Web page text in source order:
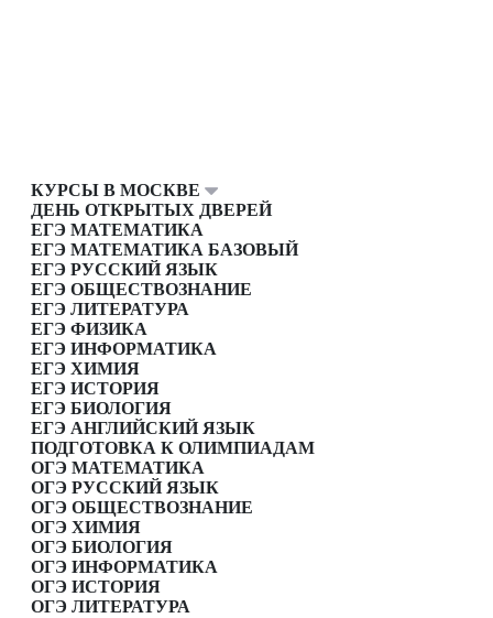
КУРСЫ В МОСКВЕ
ДЕНЬ ОТКРЫТЫХ ДВЕРЕЙ
ЕГЭ МАТЕМАТИКА
ЕГЭ МАТЕМАТИКА БАЗОВЫЙ
ЕГЭ РУССКИЙ ЯЗЫК
ЕГЭ ОБЩЕСТВОЗНАНИЕ
ЕГЭ ЛИТЕРАТУРА
ЕГЭ ФИЗИКА
ЕГЭ ИНФОРМАТИКА
ЕГЭ ХИМИЯ
ЕГЭ ИСТОРИЯ
ЕГЭ БИОЛОГИЯ
ЕГЭ АНГЛИЙСКИЙ ЯЗЫК
ПОДГОТОВКА К ОЛИМПИАДАМ
ОГЭ МАТЕМАТИКА
ОГЭ РУССКИЙ ЯЗЫК
ОГЭ ОБЩЕСТВОЗНАНИЕ
ОГЭ ХИМИЯ
ОГЭ БИОЛОГИЯ
ОГЭ ИНФОРМАТИКА
ОГЭ ИСТОРИЯ
ОГЭ ЛИТЕРАТУРА